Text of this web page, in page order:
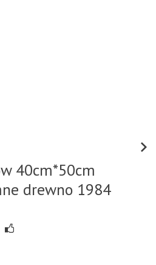
40cm*50cm
drewno 1984